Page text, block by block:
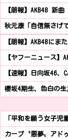
【朗報】AKB48 新
秋元康「自信無さげ
【朗報】AKB48にま
【ヤフーニュース】
【速報】日向坂46、
櫻坂4期生、色白の
「平和を願う女子
カープ〝悪夢〟アド